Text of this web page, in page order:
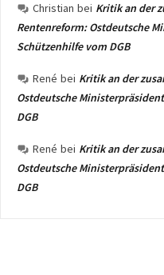
Christian bei Kritik an der
Rentenreform: Ostdeutsche
Schützenhilfe vom DGB
René bei Kritik an der
Ostdeutsche
DGB
René bei Kritik an der
Ostdeutsche
DGB